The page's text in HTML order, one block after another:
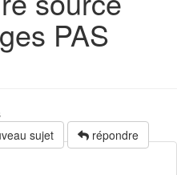
PAS
sujet répondre